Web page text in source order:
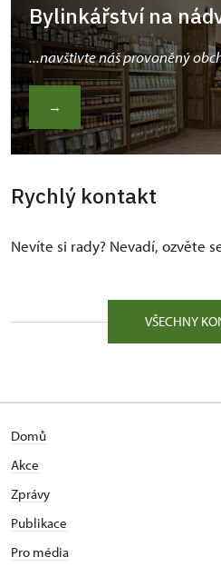
Bylinkářství na
...navštivte náš provoněný
→
Rychlý kontakt
Nevíte si rady? Nevadí, ozvěte
VŠECHNY
Domů
Akce
Zprávy
Publikace
Pro média